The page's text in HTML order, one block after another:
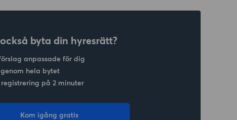
byta din hyresrätt?
anpassade för dig
hela bytet
registrering på 2 minuter
Kom igång gratis